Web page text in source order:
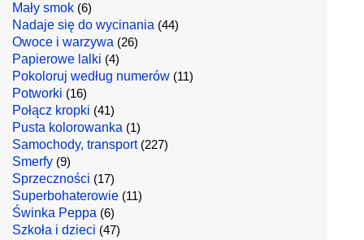
Mały smok (6)
Nadaje się do wycinania (44)
Owoce i warzywa (26)
Papierowe lalki (4)
Pokoloruj według numerów (11)
Potworki (16)
Połącz kropki (41)
Pusta kolorowanka (1)
Samochody, transport(227)
Smerfy (9)
Sprzeczności (17)
Superbohaterowie (11)
Świnka Peppa (6)
Szkoła i dzieci (47)